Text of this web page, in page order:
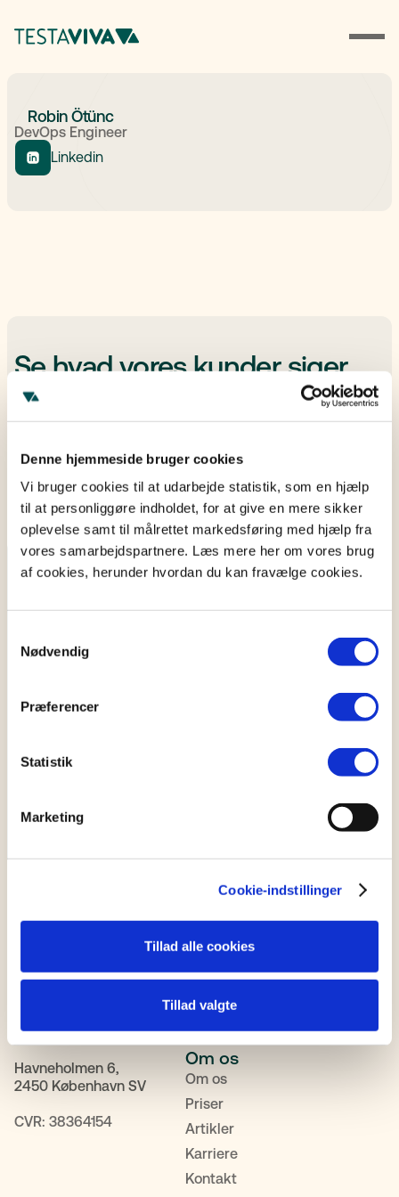
Denne hjemmeside bruger cookies
Vi bruger cookies til at udarbejde statistik, som en hjælp
til at personliggøre indholdet, for at give en mere sikker
oplevelse samt til målrettet markedsføring med hjælp fra
vores samarbejdspartnere. Læs mere her om vores brug
af cookies, herunder hvordan du kan fravælge cookies.
Nødvendig
Præferencer
Statistik
Marketing
Cookie-indstillinger
Tillad alle cookies
Tillad valgte
Robin Ötünc
DevOps Engineer
Linkedin
Se hvad vores kunder siger
No items found.
Karriere hos TestaViva?
bliver du en del af et team, der arbejder for at
udvikler dine kompetencer og skaber værdi
12.30-16
Tlf:+45 88 62 60 50
Havneholmen 6,
2450 København SV
CVR: 38364154
Fagområder
Erhverv
Dødsbobehandling
Om os
Om os
Priser
Artikler
Karriere
Kontakt